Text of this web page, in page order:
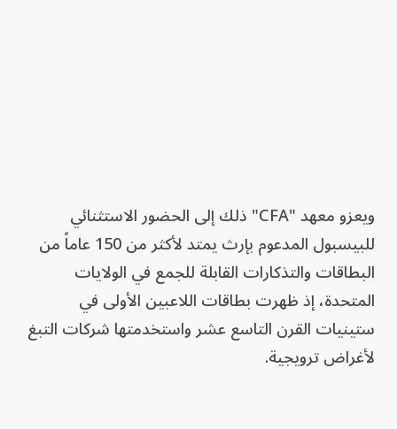
ويعزو معهد "CFA" ذلك إلى الحضور الاستثنائي
للبيسبول المدعوم بإرث يمتد لأكثر من 150 عاماً من
البطاقات والتذكارات القابلة للجمع في الولايات
المتحدة، إذ ظهرت بطاقات اللاعبين الأولى في
ستينيات القرن التاسع عشر واستخدمتها شركات التبغ
لأغراض ترويجية.